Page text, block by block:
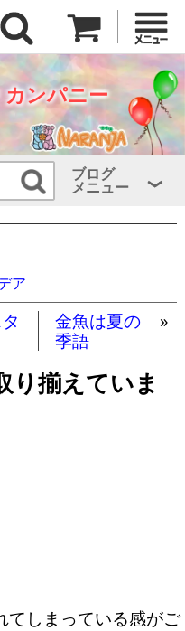
ンパニー
ブログ
メニュー
ア
金魚は夏の
季語
»
り揃えていま
てしまっている感がご